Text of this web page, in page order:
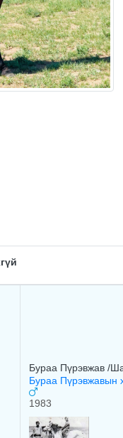
Бураа Пүрэвжав /
Бураа Пүрэвжавын
1983